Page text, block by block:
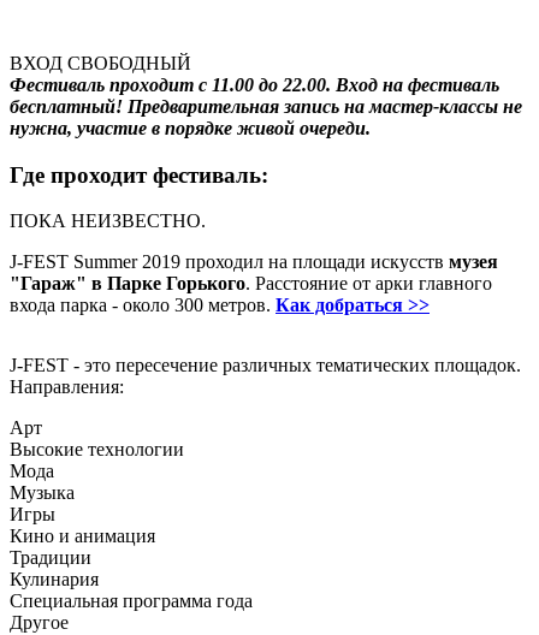
ВХОД СВОБОДНЫЙ
Фестиваль проходит с 11.00 до 22.00. Вход на фестиваль
бесплатный! Предварительная запись на мастер-классы не
нужна, участие в порядке живой очереди.
Где проходит фестиваль:
ПОКА НЕИЗВЕСТНО.
J-FEST Summer 2019 проходил на площади искусств музея
"Гараж" в Парке Горького. Расстояние от арки главного
входа парка - около 300 метров. Как добраться >>
J-FEST - это пересечение различных тематических площадок.
Направления:
Арт
Высокие технологии
Мода
Музыка
Игры
Кино и анимация
Традиции
Кулинария
Специальная программа года
Другое